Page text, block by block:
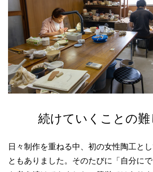
続けていくことの難
日々制作を重ねる中、初の女性陶工と
ともありました。そのたびに「自分にで